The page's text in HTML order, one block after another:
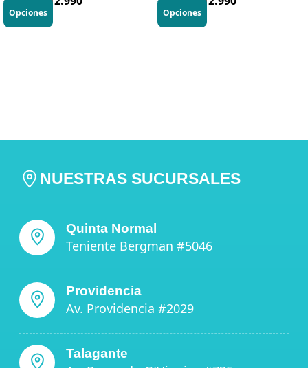
Opciones Opciones
NUESTRAS SUCURSALES
Quinta Normal
Teniente Bergman #5046
Providencia
Av. Providencia #2029
Talagante